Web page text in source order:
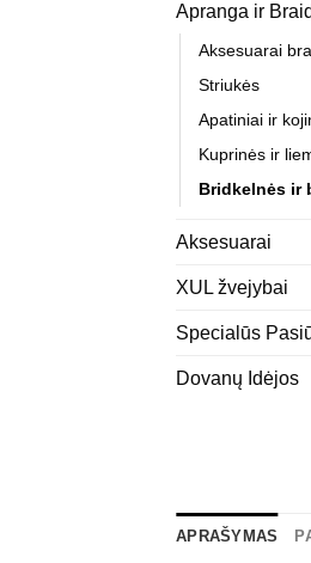
Apranga ir
Aksesuarai
Striukės
Apatiniai ir
Kuprinės ir
Bridkelnės ir
Aksesuarai
XUL žvejybai
Specialūs
Dovanų Idėjos
APRAŠYMAS